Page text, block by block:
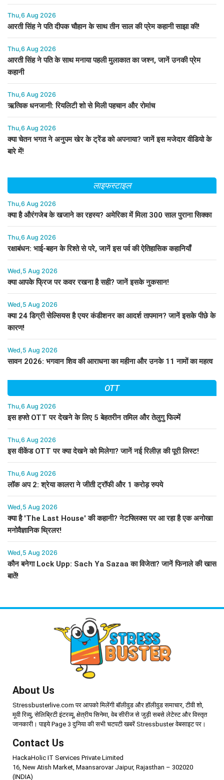
Thu,6 Aug 2026
आरती सिंह ने पति दीपक चौहान के साथ तीन साल की प्रेम कहानी साझा की!
Thu,6 Aug 2026
आरती सिंह ने पति के साथ मनाया पहली मुलाकात का जश्न, जानें उनकी प्रेम
कहानी
Thu,6 Aug 2026
ऋत्विक धनजानी: रियलिटी शो से मिली पहचान और रोमांच
Thu,6 Aug 2026
क्या चेतन भगत ने अनुपम खेर के ट्रेंड को अपनाया? जानें इस मजेदार वीडियो के
बारे में!
लाइफस्टाइल
Thu,6 Aug 2026
क्या है औरंगजेब के खजाने का रहस्य? अमेरिका में मिला 300 साल पुराना सिक्का
Thu,6 Aug 2026
रक्षाबंधन: भाई-बहन के रिश्ते से परे, जानें इस पर्व की ऐतिहासिक कहानियाँ
Wed,5 Aug 2026
क्या आपके फ्रिज पर कवर रखना है सही? जानें इसके नुकसान!
Wed,5 Aug 2026
क्या 24 डिग्री सेल्सियस है एयर कंडीशनर का आदर्श तापमान? जानें इसके पीछे के
कारण!
Wed,5 Aug 2026
सावन 2026: भगवान शिव की आराधना का महीना और उनके 11 नामों का महत्व
OTT
Thu,6 Aug 2026
इस हफ्ते OTT पर देखने के लिए 5 बेहतरीन तमिल और तेलुगु फिल्में
Thu,6 Aug 2026
इस वीकेंड OTT पर क्या देखने को मिलेगा? जानें नई रिलीज़ की पूरी लिस्ट!
Thu,6 Aug 2026
लॉक अप 2: श्रेया कालरा ने जीती ट्रॉफी और 1 करोड़ रुपये
Wed,5 Aug 2026
क्या है 'The Last House' की कहानी? नेटफ्लिक्स पर आ रहा है एक अनोखा
मनोवैज्ञानिक थ्रिलर!
Wed,5 Aug 2026
कौन बनेगा Lock Upp: Sach Ya Sazaa का विजेता? जानें फिनाले की खास
बातें!
About Us
Stressbusterlive.com पर आपको मिलेंगी बॉलीवुड और हॉलीवुड समाचार, टीवी शो,
मूवी रिव्यु, सेलिब्रिटी इंटरव्यू, क्षेत्रीय सिनेमा, वेब सीरीज से जुड़ी सबसे लेटेस्ट और विस्तृत
जानकारी। पाइये Page 3 दुनिया की सभी चटपटी खबरें Stressbuster वेबसाइट पर।
Contact Us
HackaHolic IT Services Private Limited
16, New Atish Market, Maansarovar Jaipur, Rajasthan – 302020
(INDIA)